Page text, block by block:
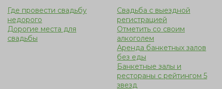
Где провести свадьбу
недорого
Дорогие места для
свадьбы
Cвадьба с выездной
регистрацией
Отметить со своим
алкоголем
Аренда банкетных залов
без еды
Банкетные залы и
рестораны с рейтингом 5
звезд